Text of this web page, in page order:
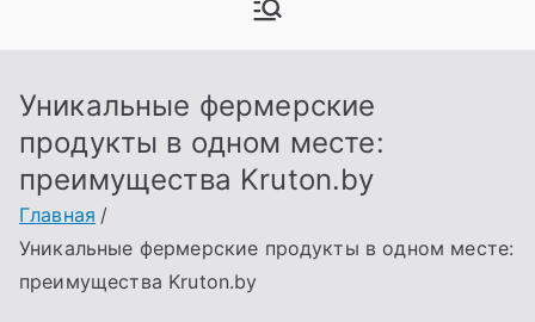
Уникальные фермерские
продукты в одном месте:
преимущества Kruton.by
Главная
Уникальные фермерские продукты в одном месте:
преимущества Kruton.by